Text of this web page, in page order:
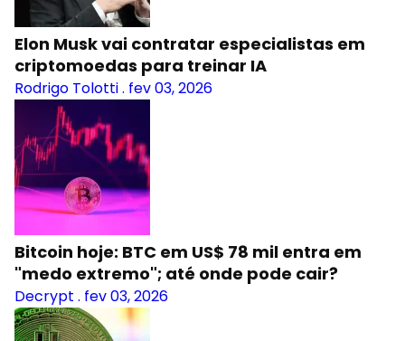
Elon Musk vai contratar especialistas em
criptomoedas para treinar IA
Rodrigo Tolotti. fev 03, 2026
Bitcoin hoje: BTC em US$ 78 mil entra em
"medo extremo"; até onde pode cair?
Decrypt . fev 03, 2026